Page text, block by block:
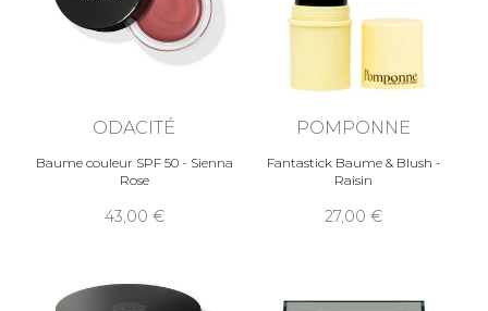
ODACITÉ
Baume couleur SPF 50 - Sienna
Rose
43,00
POMPONNE
Fantastick Baume & Blush -
Raisin
27,00